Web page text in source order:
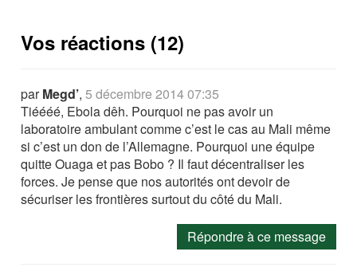
Vos réactions (12)
parMegd’,5 décembre 2014 07:35
Tiéééé, Ebola dêh. Pourquoi ne pas avoir un
laboratoire ambulant comme c’est le cas au Mali même
si c’est un don de l’Allemagne. Pourquoi une équipe
quitte Ouaga et pas Bobo ? Il faut décentraliser les
forces. Je pense que nos autorités ont devoir de
sécuriser les frontières surtout du côté du Mali.
Répondre à ce message